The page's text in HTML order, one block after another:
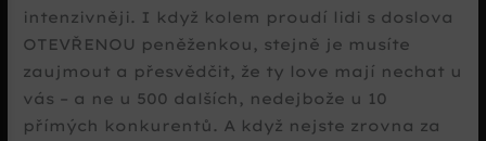
intenzivněji. I když kolem proudí lidi s doslova
OTEVŘENOU peněženkou, stejně je musíte
zaujmout a přesvědčit, že ty love mají nechat u
vás – a ne u 500 dalších, nedejbože u 10
přímých konkurentů. A když nejste zrovna za